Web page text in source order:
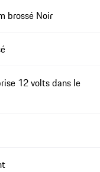
brossé Noir
12 volts dans le